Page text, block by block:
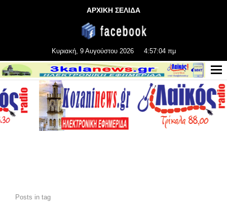
ΑΡΧΙΚΗ ΣΕΛΙΔΑ
Κυριακή, 9 Αυγούστου 2026 4:57:06 πμ
Posts in tag